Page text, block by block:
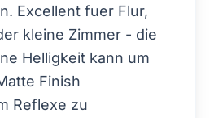
Excellent fuer Flur,
kleine Zimmer - die
Helligkeit kann um
Finish
Reflexe zu